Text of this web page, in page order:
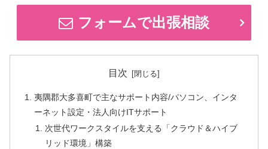
フォームで出張相談
目次
夷隅郡大多喜町で主なサポート内容/パソコン、インタ
ーネット設定・法人向けITサポート
次世代ワークスタイルを支える「クラウド＆ハイブ
リッド環境」構築